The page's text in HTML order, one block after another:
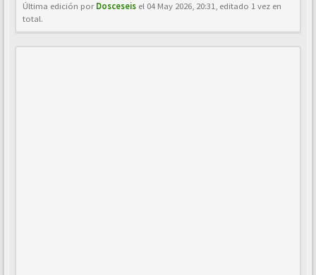
Última edición porDosceseis el 04 May 2026, 20:31, editado 1 vez en
total.